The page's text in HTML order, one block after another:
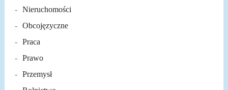
Nieruchomości
Obcojęzyczne
Praca
Prawo
Przemysł